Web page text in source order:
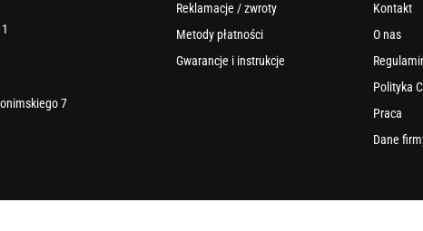
7
Reklamacje / zwroty
Metody płatności
Gwarancje i instrukcje
Kontakt
O nas
Polityka
Praca
Dane